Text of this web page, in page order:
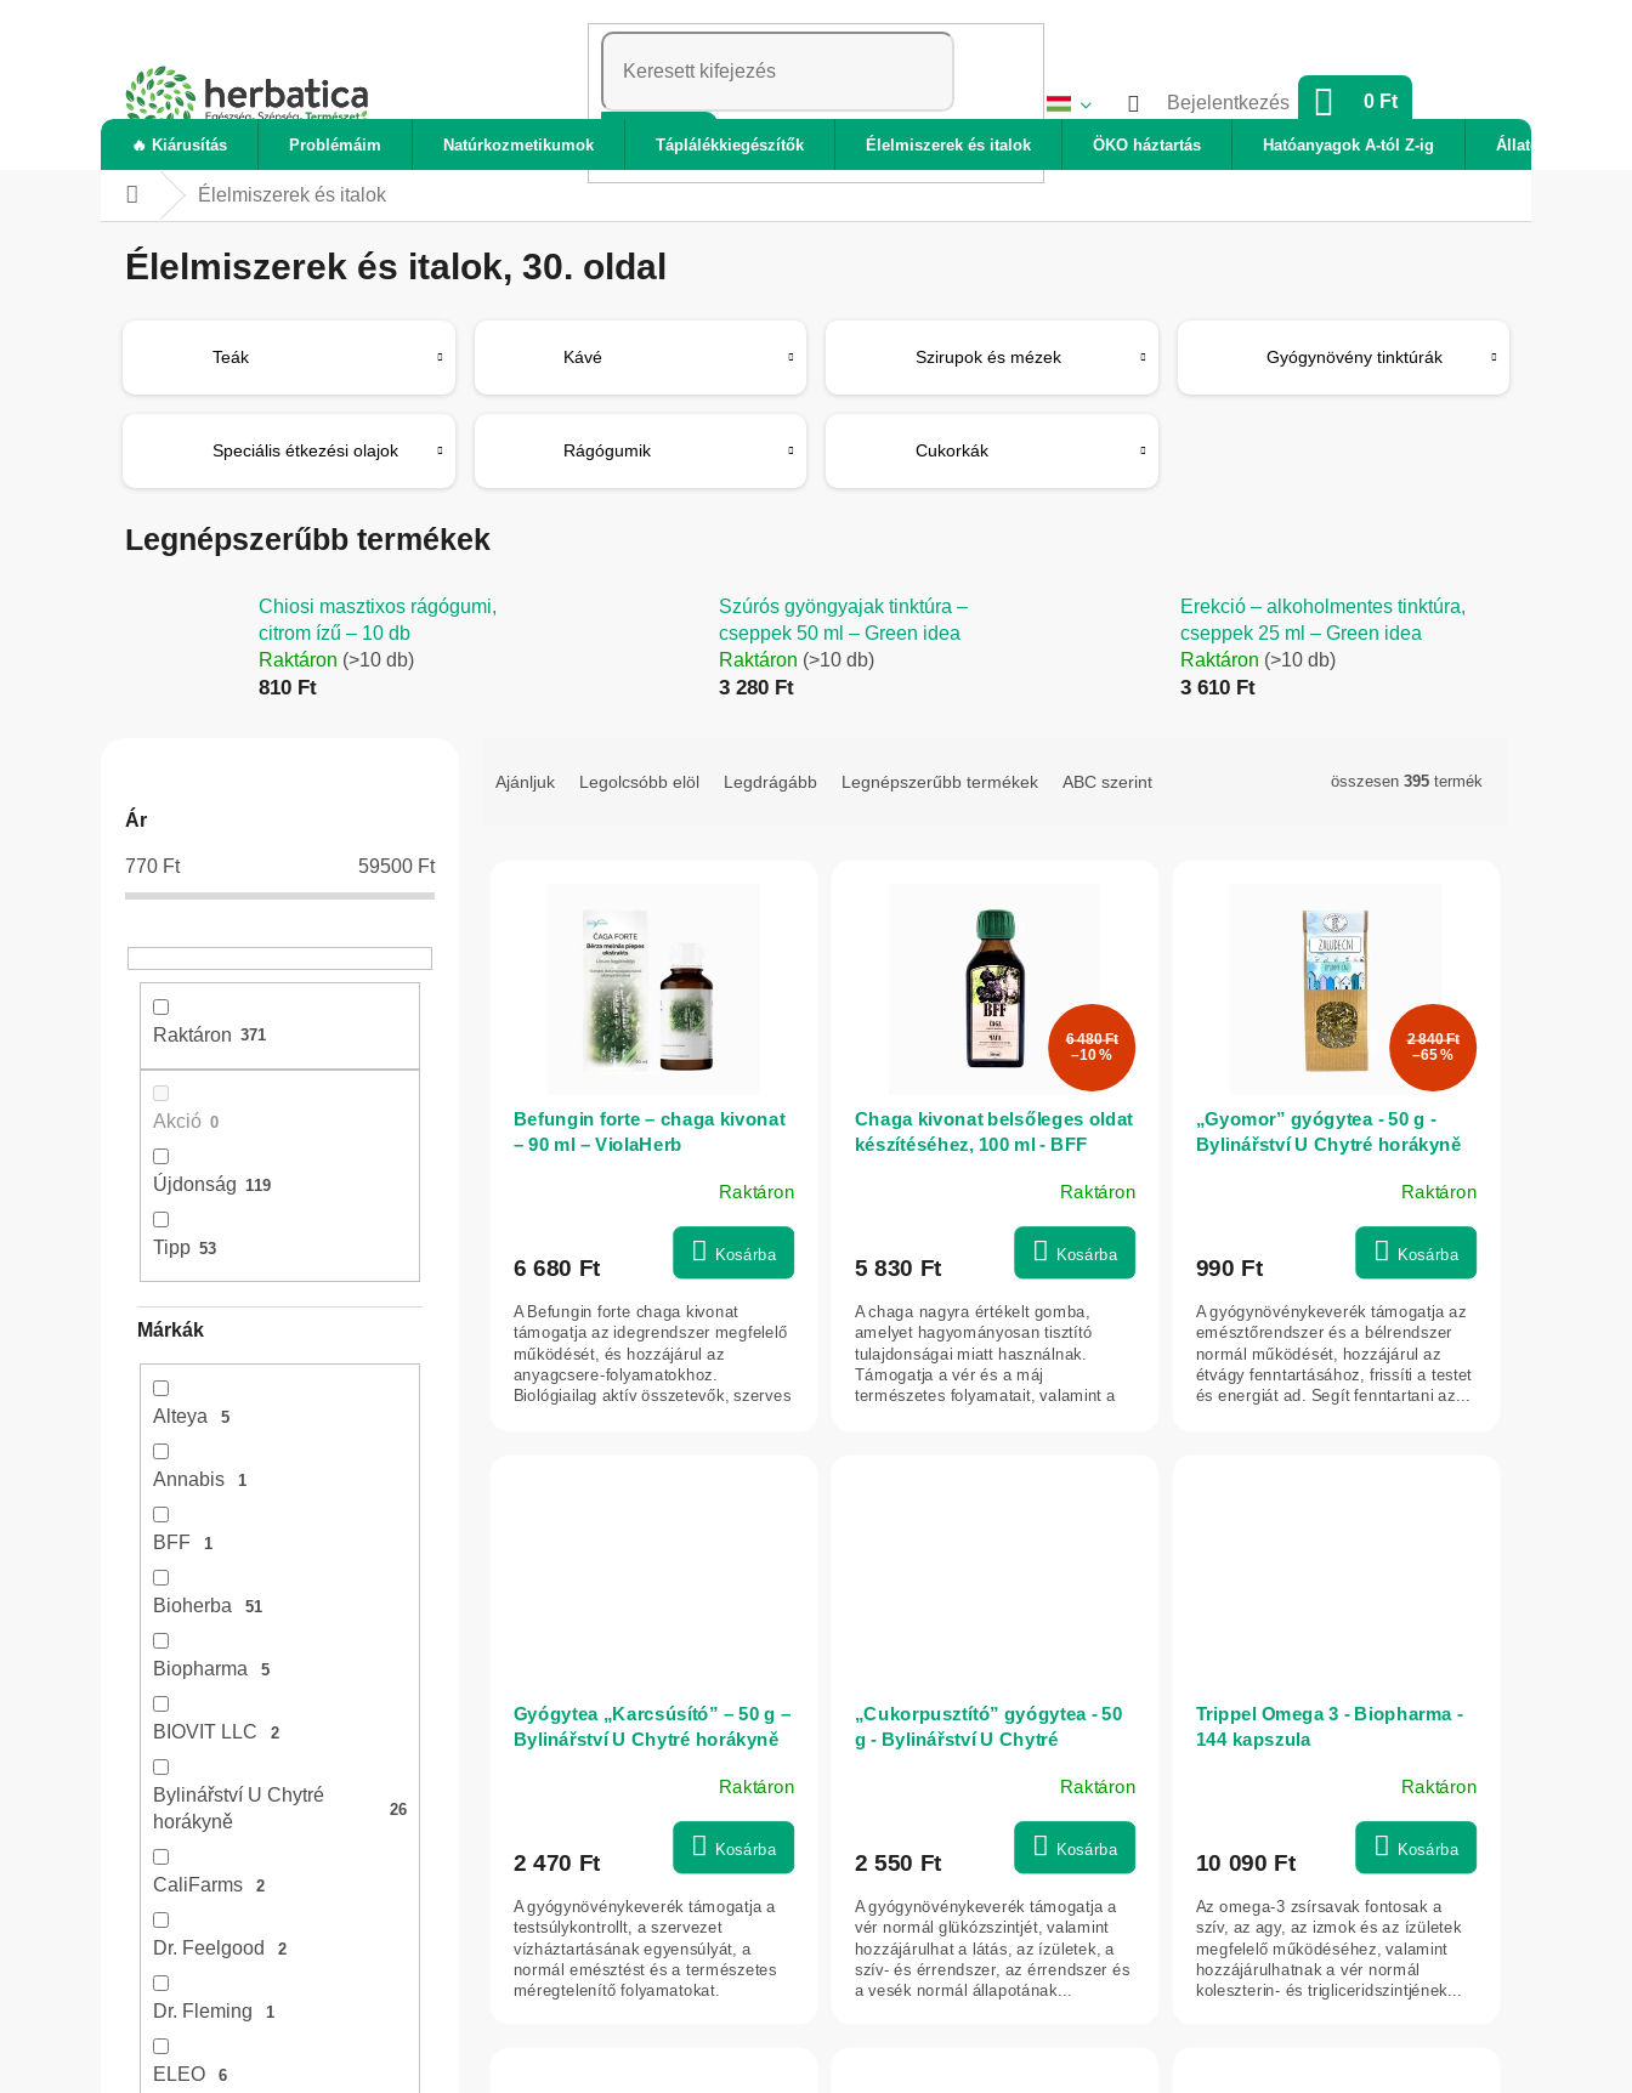
KERESÉS
Bejelentkezés KOSÁR
0 Ft
🔥 Kiárusítás Problémáim Natúrkozmetikumok Táplálékkiegészítők Élelmiszerek és italok ÖKO háztartás Hatóanyagok A-tól Z-ig Állatok
KezdőlapÉlelmiszerek és italok
Élelmiszerek és italok, 30. oldal
Teák Kávé Szirupok és mézek Gyógynövény tinktúrák
Speciális étkezési olajok Rágógumik Cukorkák
Legnépszerűbb termékek
Chiosi masztixos rágógumi,
citrom ízű – 10 db
Raktáron (>10 db)
810 Ft
Szúrós gyöngyajak tinktúra –
cseppek 50 ml – Green idea
Raktáron (>10 db)
3 280 Ft
Erekció – alkoholmentes tinktúra,
cseppek 25 ml – Green idea
Raktáron (>10 db)
3 610 Ft
Ár
770 Ft 59500 Ft
Raktáron 371
Akció 0
Újdonság 119
Tipp 53
Márkák
Alteya 5
Annabis 1
BFF 1
Bioherba 51
Biopharma 5
BIOVIT LLC 2
Bylinářství U Chytré
horákyně
26
CaliFarms 2
Dr. Feelgood 2
Dr. Fleming 1
ELEO 6
eAjánljuk Legolcsóbb elöl Legdrágább Legnépszerűbb termékek ABC szerint összesen 395 termék
Befungin forte – chaga kivonat
– 90 ml – ViolaHerb
Raktáron
6 680 Ft Kosárba
A Befungin forte chaga kivonat
támogatja az idegrendszer megfelelő
működését, és hozzájárul az
anyagcsere-folyamatokhoz.
Biológiailag aktív összetevők, szerves
6 480 Ft
–10 %
Chaga kivonat belsőleges oldat
készítéséhez, 100 ml - BFF
Raktáron
5 830 Ft Kosárba
A chaga nagyra értékelt gomba,
amelyet hagyományosan tisztító
tulajdonságai miatt használnak.
Támogatja a vér és a máj
természetes folyamatait, valamint a
2 840 Ft
–65 %
„Gyomor” gyógytea - 50 g -
Bylinářství U Chytré horákyně
Raktáron
990 Ft Kosárba
A gyógynövénykeverék támogatja az
emésztőrendszer és a bélrendszer
normál működését, hozzájárul az
étvágy fenntartásához, frissíti a testet
és energiát ad. Segít fenntartani az...
Gyógytea „Karcsúsító” – 50 g –
Bylinářství U Chytré horákyně
Raktáron
2 470 Ft Kosárba
A gyógynövénykeverék támogatja a
testsúlykontrollt, a szervezet
vízháztartásának egyensúlyát, a
normál emésztést és a természetes
méregtelenítő folyamatokat.
„Cukorpusztító” gyógytea - 50
g - Bylinářství U Chytré
Raktáron
2 550 Ft Kosárba
A gyógynövénykeverék támogatja a
vér normál glükózszintjét, valamint
hozzájárulhat a látás, az ízületek, a
szív- és érrendszer, az érrendszer és
a vesék normál állapotának...
Trippel Omega 3 - Biopharma -
144 kapszula
értékelése
ből
5,0
csillag.
Raktáron
10 090 Ft Kosárba
Az omega-3 zsírsavak fontosak a
szív, az agy, az izmok és az ízületek
megfelelő működéséhez, valamint
hozzájárulhatnak a vér normál
koleszterin- és trigliceridszintjének...